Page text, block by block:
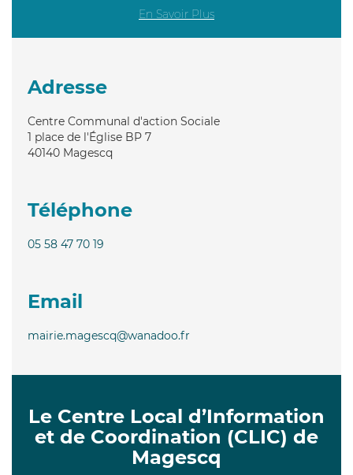
En Savoir Plus
Adresse
Centre Communal d'action Sociale
1 place de l'Église BP 7
40140 Magescq
Téléphone
05 58 47 70 19
Email
mairie.magescq@wanadoo.fr
Le Centre Local d’Information
et de Coordination (CLIC) de
Magescq